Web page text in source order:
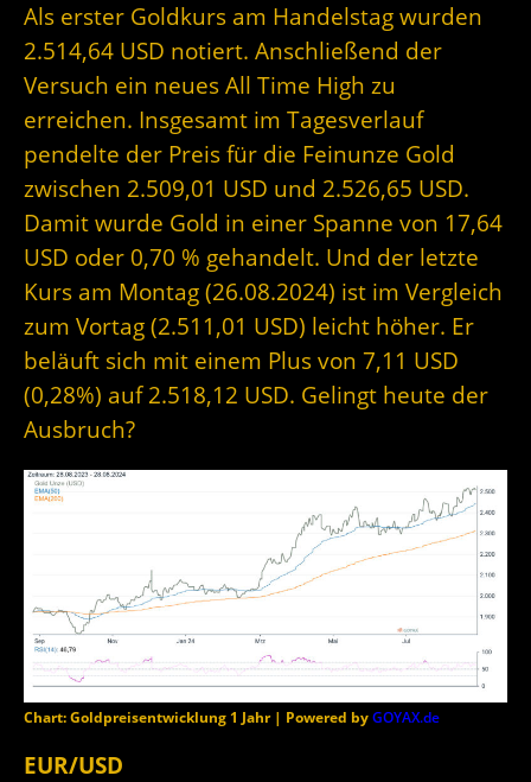
Als erster Goldkurs am Handelstag wurden
2.514,64 USD notiert. Anschließend der
Versuch ein neues All Time High zu
erreichen. Insgesamt im Tagesverlauf
pendelte der Preis für die Feinunze Gold
zwischen 2.509,01 USD und 2.526,65 USD.
Damit wurde Gold in einer Spanne von 17,64
USD oder 0,70 % gehandelt. Und der letzte
Kurs am Montag (26.08.2024) ist im Vergleich
zum Vortag (2.511,01 USD) leicht höher. Er
beläuft sich mit einem Plus von 7,11 USD
(0,28%) auf 2.518,12 USD. Gelingt heute der
Ausbruch?
Chart: Goldpreisentwicklung 1 Jahr | Powered byGOYAX.de
EUR/USD